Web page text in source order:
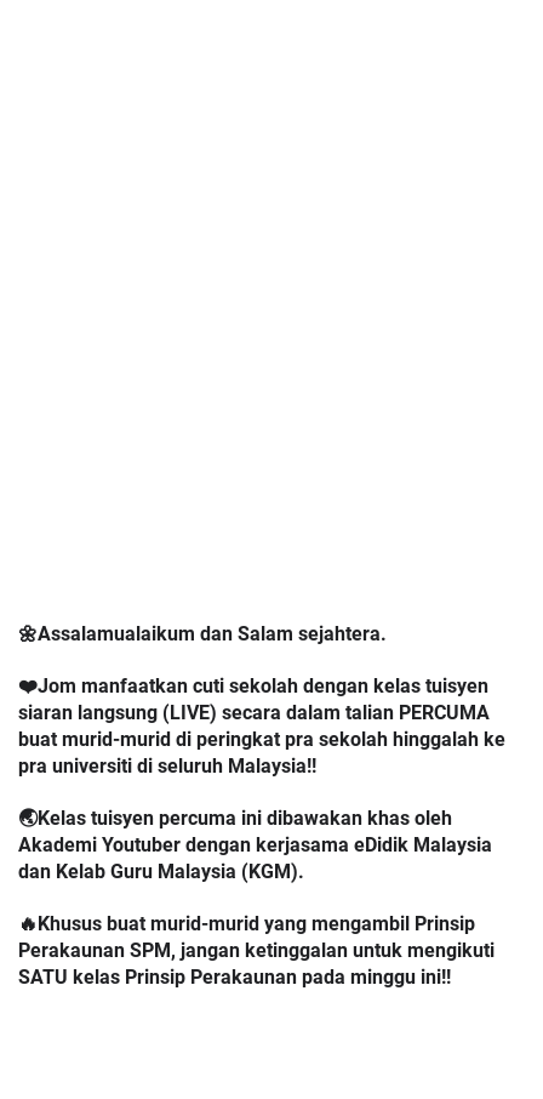
🌼Assalamualaikum dan Salam sejahtera.
❤️Jom manfaatkan cuti sekolah dengan kelas tuisyen
siaran langsung (LIVE) secara dalam talian PERCUMA
buat murid-murid di peringkat pra sekolah hinggalah ke
pra universiti di seluruh Malaysia!!
🌏Kelas tuisyen percuma ini dibawakan khas oleh
Akademi Youtuber dengan kerjasama eDidik Malaysia
dan Kelab Guru Malaysia (KGM).
🔥Khusus buat murid-murid yang mengambil Prinsip
Perakaunan SPM, jangan ketinggalan untuk mengikuti
SATU kelas Prinsip Perakaunan pada minggu ini!!